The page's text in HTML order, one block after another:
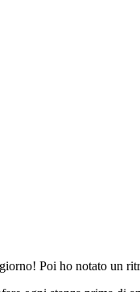
Poi ho notato un